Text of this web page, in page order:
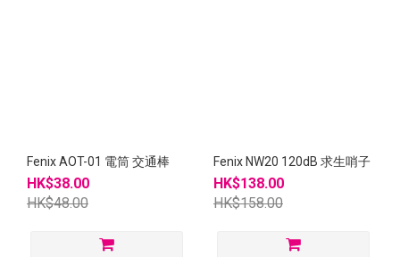
Fenix AOT-01 電筒 交通棒
HK$38.00
HK$48.00
Fenix NW20 120dB 求生哨子
HK$138.00
HK$158.00